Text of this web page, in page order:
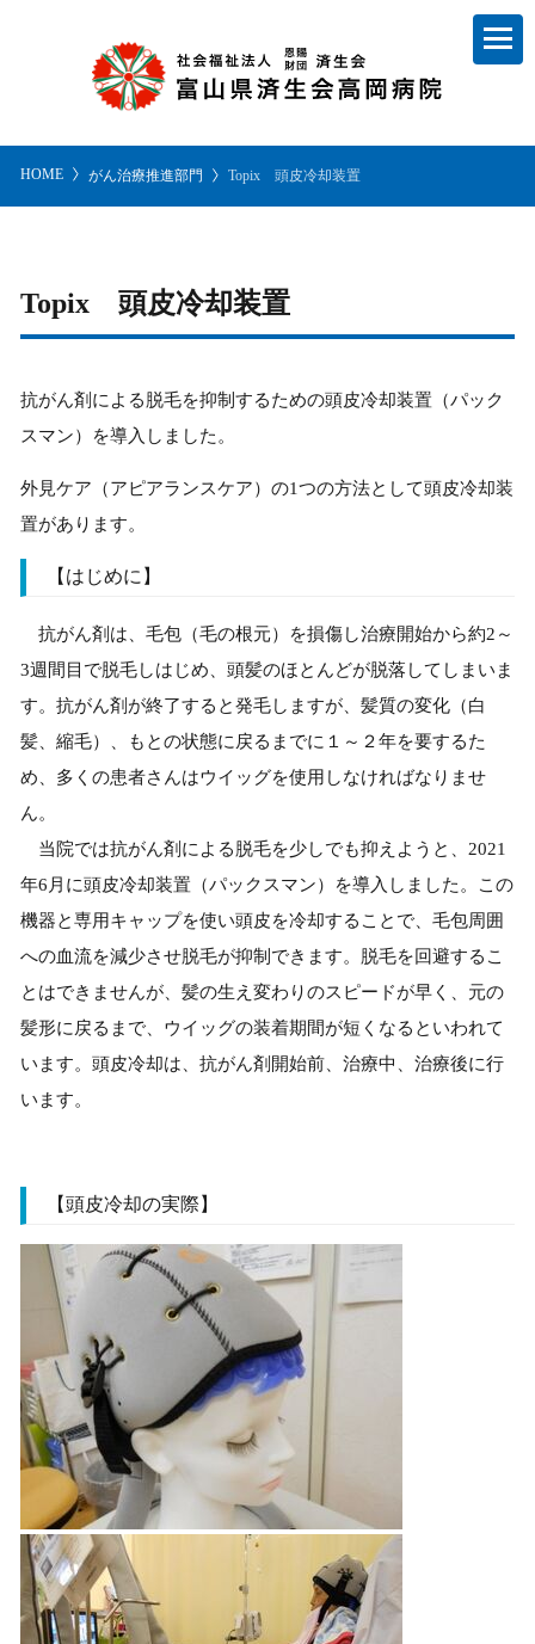
HOME がん治療推進部門 Topix 頭皮冷却装置
Topix 頭皮冷却装置
抗がん剤による脱毛を抑制するための頭皮冷却装置（パック
スマン）を導入しました。
外見ケア（アピアランスケア）の1つの方法として頭皮冷却装
置があります。
【はじめに】
抗がん剤は、毛包（毛の根元）を損傷し治療開始から約2～
3週間目で脱毛しはじめ、頭髪のほとんどが脱落してしまいま
す。抗がん剤が終了すると発毛しますが、髪質の変化（白
髪、縮毛）、もとの状態に戻るまでに１～２年を要するた
め、多くの患者さんはウイッグを使用しなければなりませ
ん。
当院では抗がん剤による脱毛を少しでも抑えようと、2021
年6月に頭皮冷却装置（パックスマン）を導入しました。この
機器と専用キャップを使い頭皮を冷却することで、毛包周囲
への血流を減少させ脱毛が抑制できます。脱毛を回避するこ
とはできませんが、髪の生え変わりのスピードが早く、元の
髪形に戻るまで、ウイッグの装着期間が短くなるといわれて
います。頭皮冷却は、抗がん剤開始前、治療中、治療後に行
います。
【頭皮冷却の実際】